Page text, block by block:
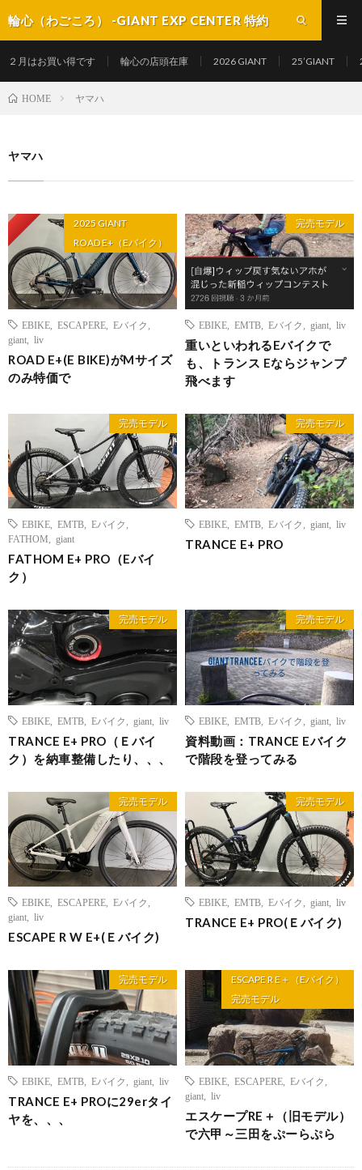
輪心（わごころ） -GIANT EXP CENTER 特約
２月はお買い得です 輪心の店頭在庫 2026 GIANT 25’GIANT
HOME ヤマハ
ヤマハ
2025 GIANT
ROAD E+（Eバイク）
EBIKE ESCAPERE Eバイク
giant
liv
ROAD E+(E BIKE)がMサイズ
のみ特価で
完売モデル
EBIKE EMTB Eバイク giant liv
重いといわれるEバイクで
も、トランス Eならジャンプ
飛べます
完売モデル
EBIKE EMTB Eバイク
FATHOM
giant
FATHOM E+ PRO（Eバイ
ク）
完売モデル
EBIKE EMTB Eバイク giant liv
TRANCE E+ PRO
完売モデル
EBIKE EMTB Eバイク giant liv
TRANCE E+ PRO（Ｅバイ
ク）を納車整備したり、、、
完売モデル
EBIKE EMTB Eバイク giant liv
資料動画：TRANCE Eバイク
で階段を登ってみる
完売モデル
EBIKE ESCAPERE Eバイク
giant
liv
ESCAPE R W E+(Ｅバイク)
完売モデル
EBIKE EMTB Eバイク giant liv
TRANCE E+ PRO(Ｅバイク)
完売モデル
EBIKE EMTB Eバイク giant liv
TRANCE E+ PROに29erタイ
ヤを、、、
ESCAPE R E＋（Eバイク）
完売モデル
EBIKE ESCAPERE Eバイク
giant
liv
エスケープRE＋（旧モデル）
で六甲～三田をぷーらぷら